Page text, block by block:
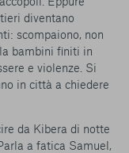
diventano
scompaiono, non
bambini finiti in
e violenze. Si
in città a chiedere
da Kibera di notte
a fatica Samuel,